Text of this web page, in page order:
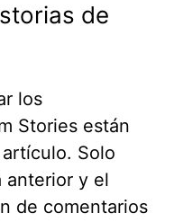
de
los
Stories están
Solo
anterior y el
de comentarios